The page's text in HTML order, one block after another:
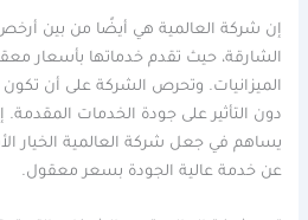
إن شركة العالمية هي أيضًا من بين
الشارقة، حيث تقدم خدماتها بأسعار
الميزانيات. وتحرص الشركة على أن تكون
دون التأثير على جودة الخدمات
يساهم في جعل شركة العالمية الخيار
عن خدمة عالية الجودة بسعر معقول.